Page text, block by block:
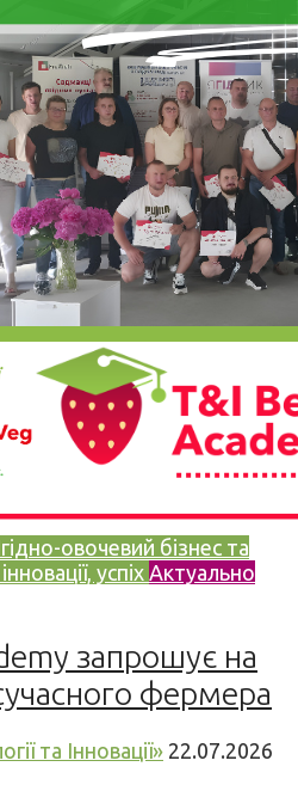
овочевий бізнес та
успіх Актуально
запрошує на
фермера
та Інновації» 22.07.2026